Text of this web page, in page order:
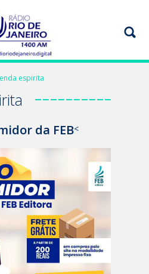
espirita
da FEB<